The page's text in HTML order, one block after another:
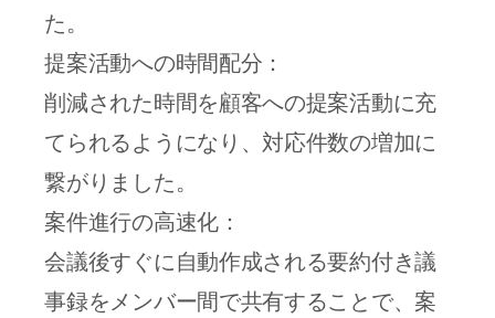
た。
提案活動への時間配分：
削減された時間を顧客への提案活動に充
てられるようになり、対応件数の増加に
繋がりました。
案件進行の高速化：
会議後すぐに自動作成される要約付き議
事録をメンバー間で共有することで、案